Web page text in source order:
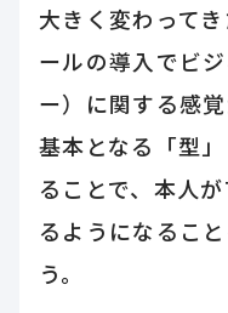
大きく変わって
ールの導入でビ
ー）に関する感
基本となる「型
ることで、本人
るようになるこ
う。